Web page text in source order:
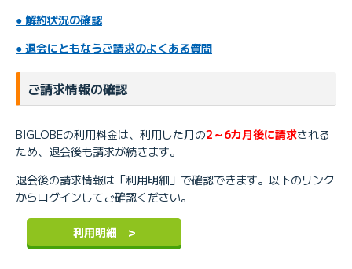
● 解約状況の確認
● 退会にともなうご請求のよくある質問
ご請求情報の確認
BIGLOBEの利用料金は、利用した月の2～6カ月後に請求される
ため、退会後も請求が続きます。
退会後の請求情報は「利用明細」で確認できます。以下のリンク
からログインしてご確認ください。
利用明細 >